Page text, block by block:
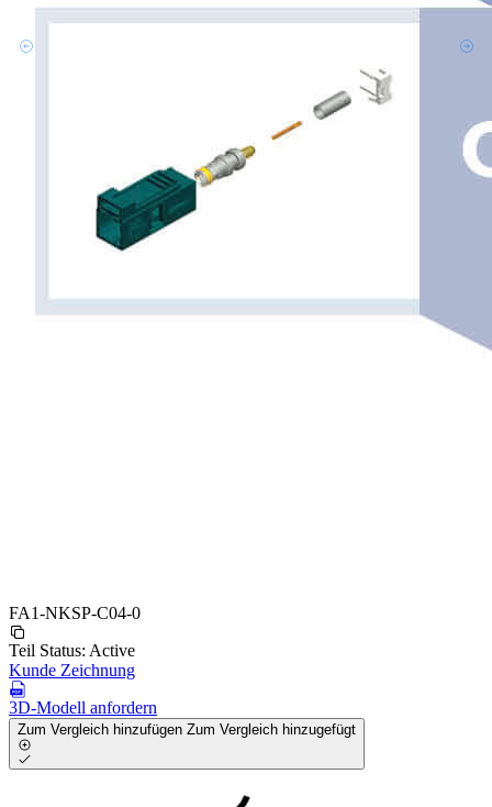
FA1-NKSP-C04-0
Teil Status: Active
Kunde Zeichnung
3D-Modell anfordern
Zum Vergleich hinzufügen Zum Vergleich hinzugefügt